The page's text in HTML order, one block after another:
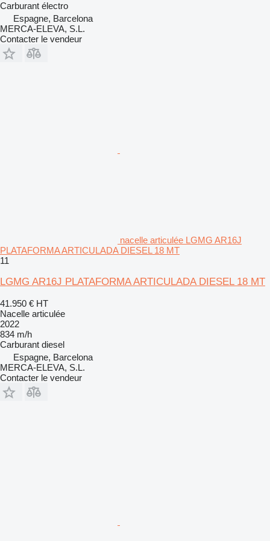
Carburant électro
Espagne, Barcelona
MERCA-ELEVA, S.L.
Contacter le vendeur
nacelle articulée LGMG AR16J
PLATAFORMA ARTICULADA DIESEL 18 MT
11
LGMG AR16J PLATAFORMA ARTICULADA DIESEL 18 MT
41.950 € HT
Nacelle articulée
2022
834 m/h
Carburant diesel
Espagne, Barcelona
MERCA-ELEVA, S.L.
Contacter le vendeur